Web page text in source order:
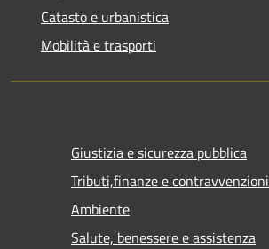
Catasto e urbanistica
Mobilità e trasporti
Giustizia e sicurezza pubblica
Tributi,finanze e contravvenzioni
Ambiente
Salute, benessere e assistenza